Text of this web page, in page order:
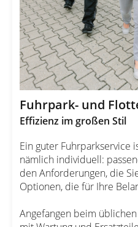
Fuhrpark- und
Effizienz im großen Stil
Ein guter Fuhrparkservice
nämlich individuell:
den Anforderungen, die
Optionen, die für Ihre
Angefangen beim